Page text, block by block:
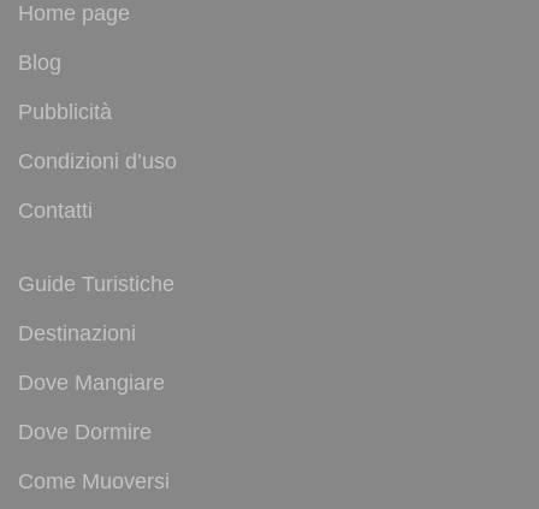
Home page
Blog
Pubblicità
Condizioni d’uso
Contatti
Guide Turistiche
Destinazioni
Dove Mangiare
Dove Dormire
Come Muoversi